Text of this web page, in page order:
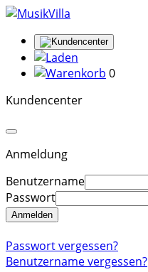
0
Kundencenter
Anmeldung
Benutzername
Passwort
Anmelden
Passwort vergessen?
Benutzername vergessen?